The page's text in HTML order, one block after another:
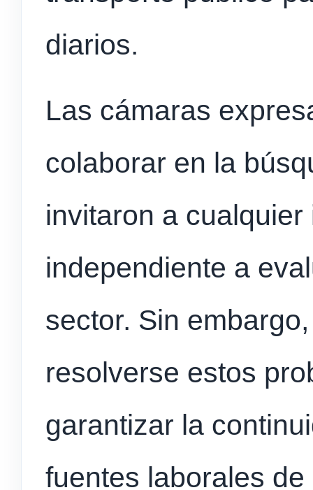
diarios.
Las cámaras
colaborar en la
invitaron a
independiente a
sector. Sin
resolverse estos
garantizar la
fuentes laborales